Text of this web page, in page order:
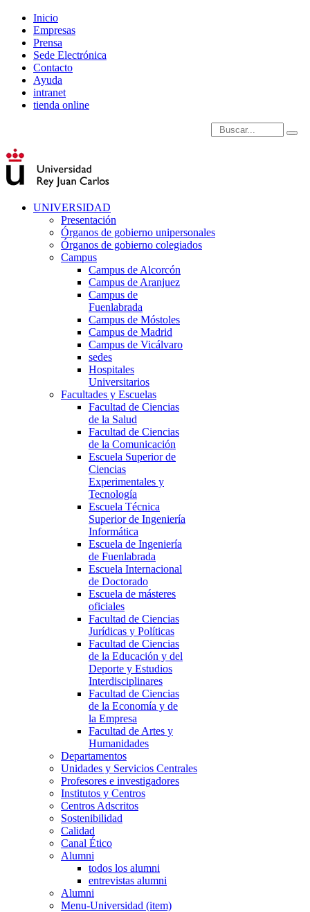
Inicio
Empresas
Prensa
Sede Electrónica
Contacto
Ayuda
intranet
tienda online
Introduce términos de
UNIVERSIDAD
Presentación
Órganos de gobierno unipersonales
Órganos de gobierno colegiados
Campus
Campus de Alcorcón
Campus de Aranjuez
Campus de
Fuenlabrada
Campus de Móstoles
Campus de Madrid
Campus de Vicálvaro
sedes
Hospitales
Universitarios
Facultades y Escuelas
Facultad de Ciencias
de la Salud
Facultad de Ciencias
de la Comunicación
Escuela Superior de
Ciencias
Experimentales y
Tecnología
Escuela Técnica
Superior de Ingeniería
Informática
Escuela de Ingeniería
de Fuenlabrada
Escuela Internacional
de Doctorado
Escuela de másteres
oficiales
Facultad de Ciencias
Jurídicas y Políticas
Facultad de Ciencias
de la Educación y del
Deporte y Estudios
Interdisciplinares
Facultad de Ciencias
de la Economía y de
la Empresa
Facultad de Artes y
Humanidades
Departamentos
Unidades y Servicios Centrales
Profesores e investigadores
Institutos y Centros
Centros Adscritos
Sostenibilidad
Calidad
Canal Ético
Alumni
todos los alumni
entrevistas alumni
Alumni
Menu-Universidad (item)